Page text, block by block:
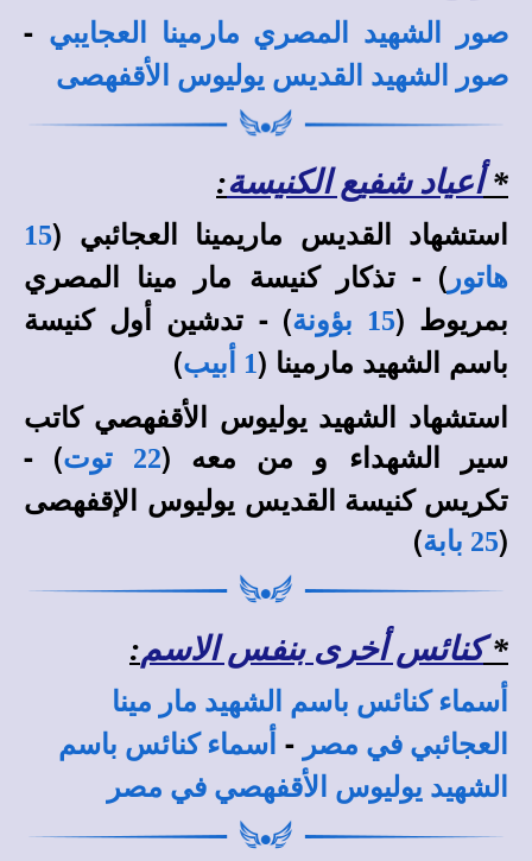
صور الشهيد المصري مارمينا العجايبي -
صور الشهيد القديس يوليوس الأقفهصى
*أعياد شفيع الكنيسة:
استشهاد القديس ماريمينا العجائبي (15
هاتور ) - تذكار كنيسة مار مينا المصري
بمريوط (15 بؤونة
) - تدشين أول كنيسة
باسم الشهيد مارمينا (1 أبيب
)
استشهاد الشهيد يوليوس الأقفهصي كاتب
سير الشهداء و من معه (22 توت
) -
تكريس كنيسة القديس يوليوس الإقفهصى
(25 بابة )
*كنائس أخرى بنفس الاسم:
أسماء كنائس باسم الشهيد مار مينا
العجائبي في مصر - أسماء كنائس باسم
الشهيد يوليوس الأقفهصي في مصر